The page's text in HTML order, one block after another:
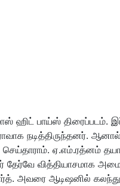
ஹிட் பாய்ஸ் திரைப்படம்.
ஆனால்
ஏ.எம்.ரத்னம்
தேர்வே வித்தியாசமாக
அவரை ஆடிஷனில்